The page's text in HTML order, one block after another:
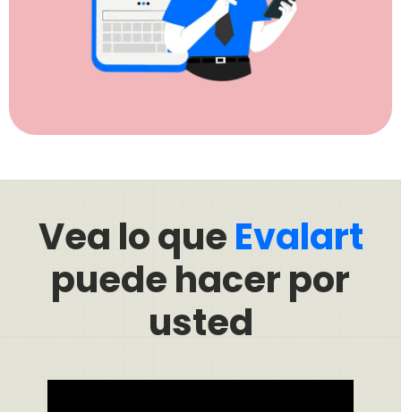
Vea lo queEvalart
puede hacer por
usted